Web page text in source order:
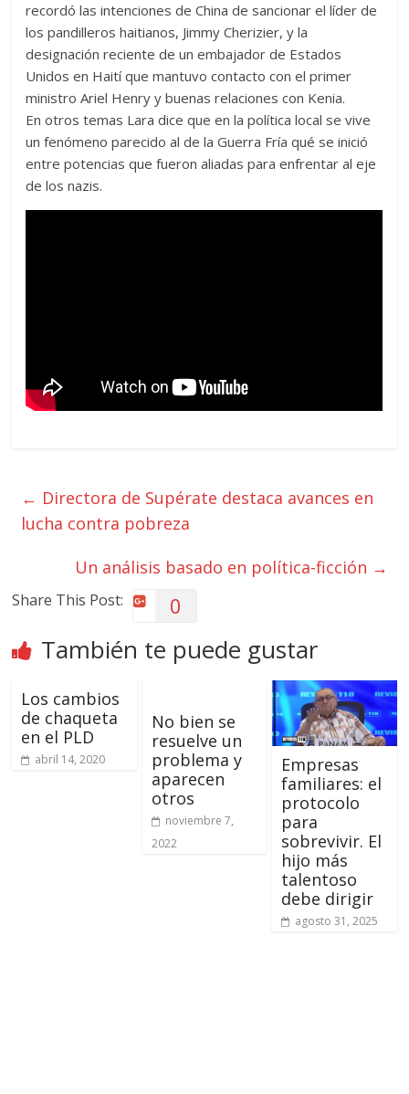
recordó las intenciones de China de sancionar el líder de
los pandilleros haitianos, Jimmy Cherizier, y la
designación reciente de un embajador de Estados
Unidos en Haití que mantuvo contacto con el primer
ministro Ariel Henry y buenas relaciones con Kenia.
En otros temas Lara dice que en la política local se vive
un fenómeno parecido al de la Guerra Fría qué se inició
entre potencias que fueron aliadas para enfrentar al eje
de los nazis.
← Directora de Supérate destaca avances en
lucha contra pobreza
Un análisis basado en política-ficción →
Share This Post: 0
También te puede gustar
Los cambios
de chaqueta
en el PLD
abril 14, 2020
No bien se
resuelve un
problema y
aparecen
otros
noviembre 7,
2022
Empresas
familiares: el
protocolo
para
sobrevivir. El
hijo más
talentoso
debe dirigir
agosto 31, 2025